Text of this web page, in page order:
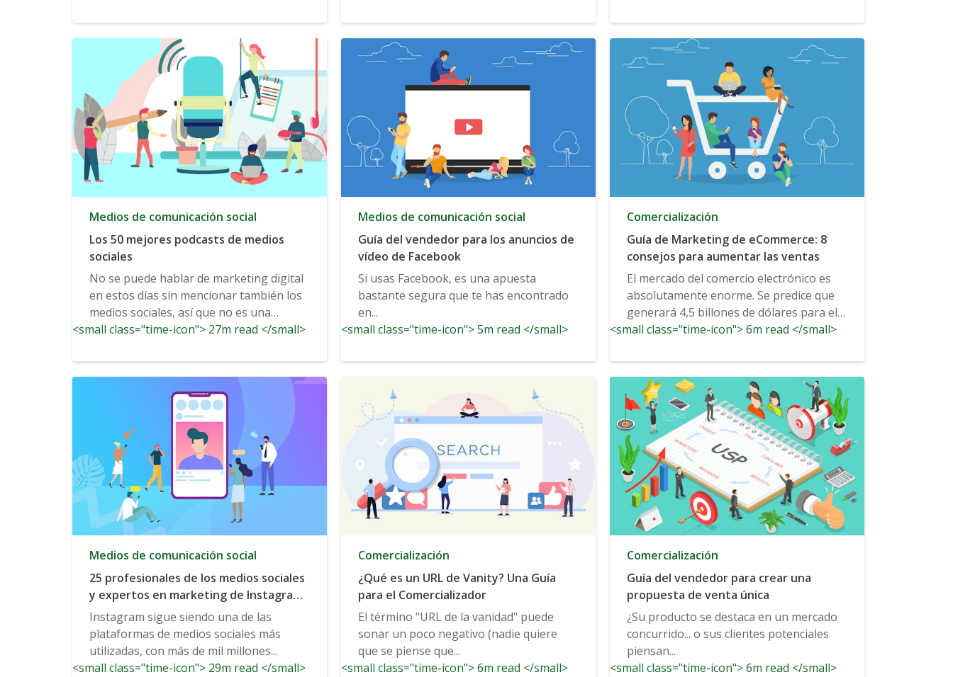
Medios de comunicación social
Los 50 mejores podcasts de medios
sociales
No se puede hablar de marketing digital
en estos días sin mencionar también los
medios sociales, así que no es una
sorpresa...
<small class="time-icon"> 27m read </small>
Medios de comunicación social
Guía del vendedor para los anuncios de
vídeo de Facebook
Si usas Facebook, es una apuesta
bastante segura que te has encontrado
en...
<small class="time-icon"> 5m read </small>
Comercialización
Guía de Marketing de eCommerce: 8
consejos para aumentar las ventas
El mercado del comercio electrónico es
absolutamente enorme. Se predice que
generará 4,5 billones de dólares para el
2021, y...
<small class="time-icon"> 6m read </small>
Medios de comunicación social
25 profesionales de los medios sociales
y expertos en marketing de Instagram
revelan las tendencias más
importantes de las que hay que estar al
tanto en 2020 y más allá.
Instagram sigue siendo una de las
plataformas de medios sociales más
utilizadas, con más de mil millones...
<small class="time-icon"> 29m read </small>
Comercialización
¿Qué es un URL de Vanity? Una Guía
para el Comercializador
El término "URL de la vanidad" puede
sonar un poco negativo (nadie quiere
que se piense que...
<small class="time-icon"> 6m read </small>
Comercialización
Guía del vendedor para crear una
propuesta de venta única
¿Su producto se destaca en un mercado
concurrido... o sus clientes potenciales
piensan...
<small class="time-icon"> 6m read </small>